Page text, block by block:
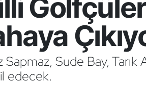
Sapmaz, Sude Bay, Tarık
edecek.